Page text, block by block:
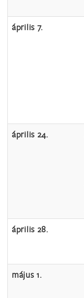
április 7.
április 24.
április 28.
május 1.